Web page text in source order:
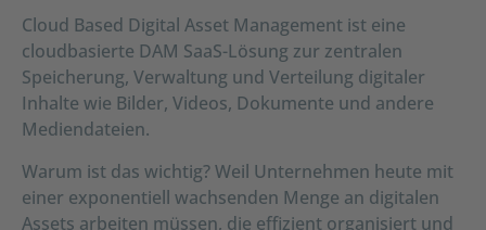
Cloud Based Digital Asset Management ist eine
cloudbasierte DAM SaaS-Lösung zur zentralen
Speicherung, Verwaltung und Verteilung digitaler
Inhalte wie Bilder, Videos, Dokumente und andere
Mediendateien.
Warum ist das wichtig? Weil Unternehmen heute mit
einer exponentiell wachsenden Menge an digitalen
Assets arbeiten müssen, die effizient organisiert und